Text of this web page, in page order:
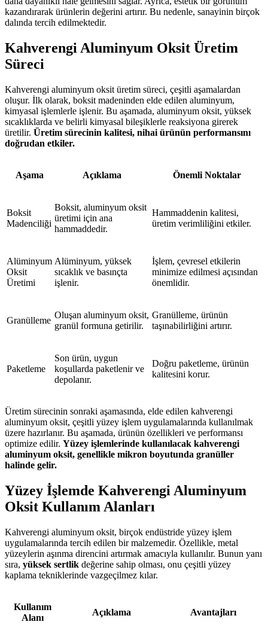
kazandırarak ürünlerin değerini artırır. Bu nedenle, sanayinin birçok
dalında tercih edilmektedir.
Kahverengi Aluminyum Oksit Üretim
Süreci
Kahverengi aluminyum oksit üretim süreci, çeşitli aşamalardan
oluşur. İlk olarak, boksit madeninden elde edilen aluminyum,
kimyasal işlemlerle işlenir. Bu aşamada, aluminyum oksit, yüksek
sıcaklıklarda ve belirli kimyasal bileşiklerle reaksiyona girerek
üretilir. Üretim sürecinin kalitesi, nihai ürünün performansını
doğrudan etkiler.
Aşama Açıklama Önemli Noktalar
Boksit
Madenciliği
Boksit, aluminyum oksit
üretimi için ana
hammaddedir.
Hammaddenin kalitesi,
üretim verimliliğini etkiler.
Alüminyum
Oksit
Üretimi
Alüminyum, yüksek
sıcaklık ve basınçta
işlenir.
İşlem, çevresel etkilerin
minimize edilmesi açısından
önemlidir.
Granülleme
Oluşan aluminyum oksit,
granül formuna getirilir.
Granülleme, ürünün
taşınabilirliğini artırır.
Paketleme
Son ürün, uygun
koşullarda paketlenir ve
depolanır.
Doğru paketleme, ürünün
kalitesini korur.
Üretim sürecinin sonraki aşamasında, elde edilen kahverengi
aluminyum oksit, çeşitli yüzey işlem uygulamalarında kullanılmak
üzere hazırlanır. Bu aşamada, ürünün özellikleri ve performansı
optimize edilir. Yüzey işlemlerinde kullanılacak kahverengi
aluminyum oksit, genellikle mikron boyutunda granüller
halinde gelir.
Yüzey İşlemde Kahverengi Aluminyum
Oksit Kullanım Alanları
Kahverengi aluminyum oksit, birçok endüstride yüzey işlem
uygulamalarında tercih edilen bir malzemedir. Özellikle, metal
yüzeylerin aşınma direncini artırmak amacıyla kullanılır. Bunun yanı
sıra, yüksek sertlik değerine sahip olması, onu çeşitli yüzey
kaplama tekniklerinde vazgeçilmez kılar.
Kullanım
Alanı
Açıklama Avantajları